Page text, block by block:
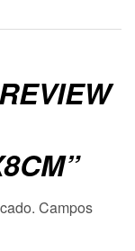
Campos